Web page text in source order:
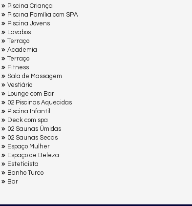
Piscina Criança
Piscina Família com SPA
Piscina Jovens
Lavabos
Terraço
Academia
Terraço
Fitness
Sala de Massagem
Vestiário
Lounge com Bar
02 Piscinas Aquecidas
Piscina Infantil
Deck com spa
02 Saunas Úmidas
02 Saunas Secas
Espaço Mulher
Espaço de Beleza
Esteticista
Banho Turco
Bar